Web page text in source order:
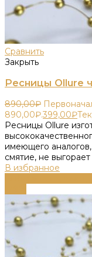
Сравнить
Закрыть
Ресницы Ollure
890,00₽
890,00₽.399,00₽
Ресницы Ollure
имеющего
смятие, не
В избранное